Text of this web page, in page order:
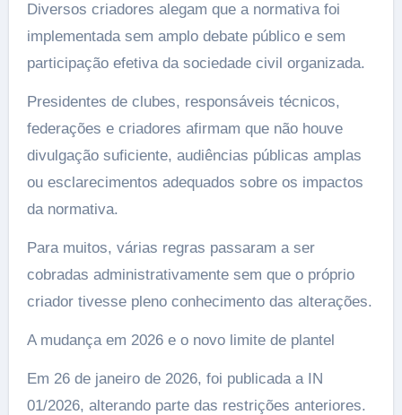
Diversos criadores alegam que a normativa foi
implementada sem amplo debate público e sem
participação efetiva da sociedade civil organizada.
Presidentes de clubes, responsáveis técnicos,
federações e criadores afirmam que não houve
divulgação suficiente, audiências públicas amplas
ou esclarecimentos adequados sobre os impactos
da normativa.
Para muitos, várias regras passaram a ser
cobradas administrativamente sem que o próprio
criador tivesse pleno conhecimento das alterações.
A mudança em 2026 e o novo limite de plantel
Em 26 de janeiro de 2026, foi publicada a IN
01/2026, alterando parte das restrições anteriores.